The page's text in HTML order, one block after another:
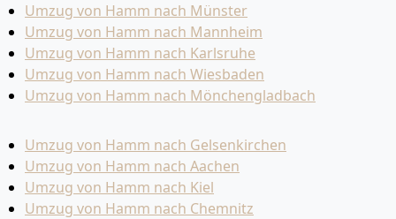
Umzug von Hamm nach Münster
Umzug von Hamm nach Mannheim
Umzug von Hamm nach Karlsruhe
Umzug von Hamm nach Wiesbaden
Umzug von Hamm nach Mönchen­gladbach
Umzug von Hamm nach Gelsenkirchen
Umzug von Hamm nach Aachen
Umzug von Hamm nach Kiel
Umzug von Hamm nach Chemnitz